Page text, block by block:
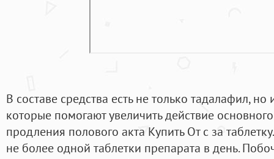
В составе средства есть не только тадалафил,
которые помогают увеличить действие
продления полового акта Купить От c за
не более одной таблетки препарата в день.